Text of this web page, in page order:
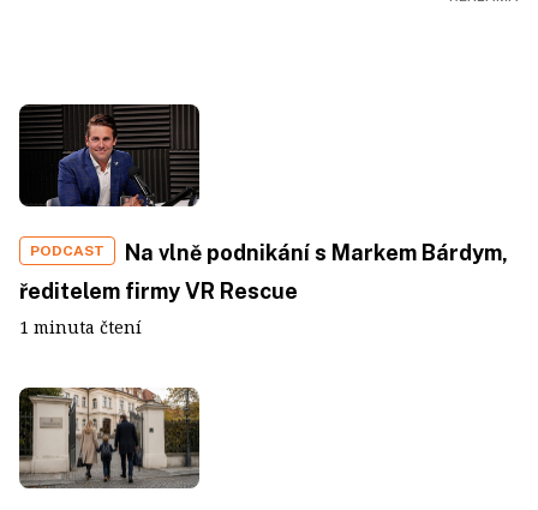
PODCAST
Na vlně podnikání s Markem Bárdym,
ředitelem firmy VR Rescue
1 minuta čtení